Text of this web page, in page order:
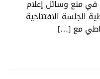
في منع وسائل إعلام
الافتتاحية
مع […]